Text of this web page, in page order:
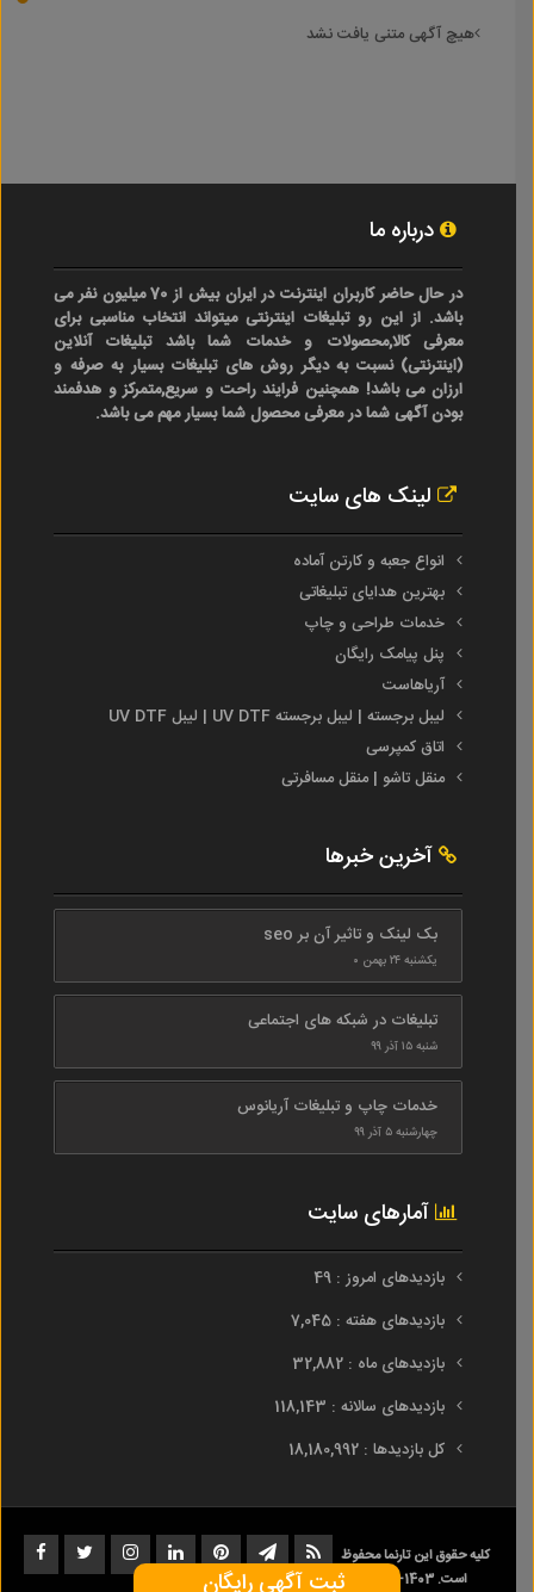
هیچ آگهی متنی یافت نشد
درباره ما
در حال حاضر کاربران اینترنت در ایران بیش از 70 میلیون نفر می
باشد. از این رو تبلیغات اینترنتی میتواند انتخاب مناسبی برای
معرفی کالا,محصولات و خدمات شما باشد تبلیغات آنلاین
(اینترنتی) نسبت به دیگر روش های تبلیغات بسیار به صرفه و
ارزان می باشد! همچنین فرایند راحت و سریع,متمرکز و هدفمند
بودن آگهی شما در معرفی محصول شما بسیار مهم می باشد.
لینک های سایت
انواع جعبه و کارتن آماده
بهترین هدایای تبلیغاتی
خدمات طراحی و چاپ
پنل پیامک رایگان
آریاهاست
لیبل برجسته | لیبل برجسته UV DTF | لیبل UV DTF
اتاق کمپرسی
منقل تاشو | منقل مسافرتی
آخرین خبرها
بک لینک و تاثیر آن بر seo
یکشنبه ۲۴ بهمن ۰
تبلیغات در شبکه های اجتماعی
شنبه ۱۵ آذر ۹۹
خدمات چاپ و تبلیغات آریانوس
چهارشنبه ۵ آذر ۹۹
آمارهای سایت
بازدیدهای امروز : 49
بازدیدهای هفته : 7,045
بازدیدهای ماه : 32,882
بازدیدهای سالانه : 118,143
کل بازدیدها : 18,180,992
کلیه حقوق این تارنما محفوظ
است. 1403-1393
ثبت آگهی رایگان